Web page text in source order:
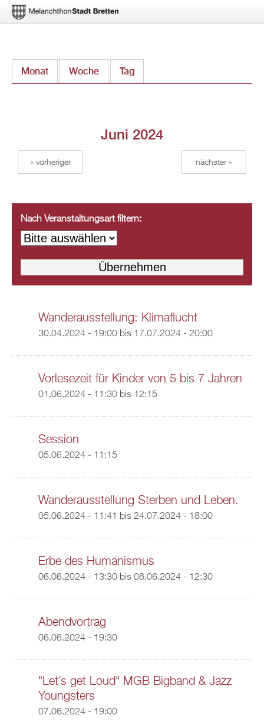
zum
Monat (aktiver Reiter)
Woche Tag
Juni 2024
« vorheriger nächster »
Nach Veranstaltungsart filtern:
Wanderausstellung: Klimaflucht
30.04.2024 - 19:00bis 17.07.2024 - 20:00
Vorlesezeit für Kinder von 5 bis 7 Jahren
01.06.2024 - 11:30bis 12:15
Session
05.06.2024 - 11:15
Wanderausstellung Sterben und Leben.
05.06.2024 - 11:41 bis 24.07.2024 - 18:00
Erbe des Humanismus
06.06.2024 - 13:30bis 08.06.2024 - 12:30
Abendvortrag
06.06.2024 - 19:30
"Let´s get Loud" MGB Bigband & Jazz
Youngsters
07.06.2024 - 19:00